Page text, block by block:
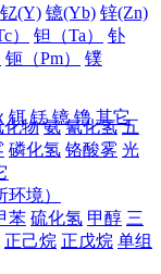
钇(Y) 镱(Yb) 锌(Zn)
） 钽（Ta）
钋
钷（Pm）
镤
化物 氨 氰化氢 五
磷化氢 铬酸雾 光
境）
苯 硫化氢 甲醇 三
正己烷 正戊烷 单组
铒 铥 镱 镥 其它